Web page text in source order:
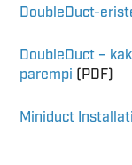
DoubleDuct-
DoubleDuct –
parempi (PDF)
Miniduct